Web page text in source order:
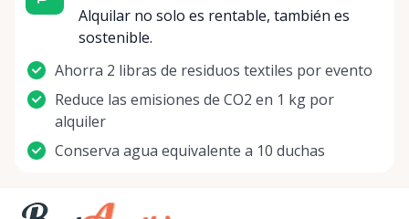
Alquilar no solo es rentable, también es
sostenible.
Ahorra 2 libras de residuos textiles por evento
Reduce las emisiones de CO2 en 1 kg por
alquiler
Conserva agua equivalente a 10 duchas